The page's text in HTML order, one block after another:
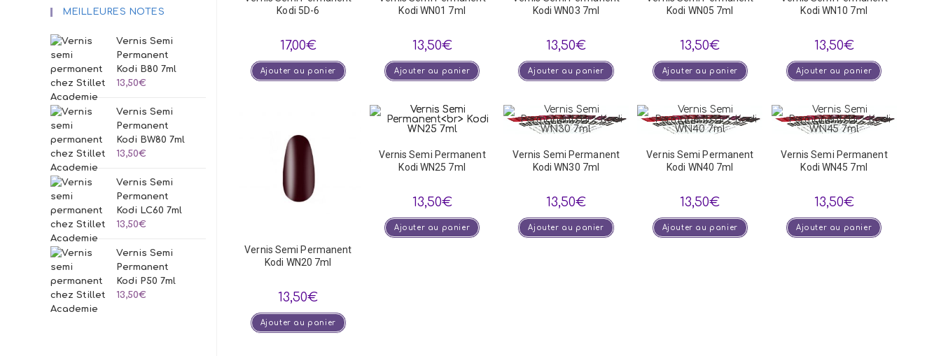
Kodi 5D-6
17,00€
Ajouter au panier
Kodi WN01 7ml
13,50€
Ajouter au panier
Kodi WN03 7ml
13,50€
Ajouter au panier
Kodi WN05 7ml
13,50€
Ajouter au panier
Kodi WN10 7ml
13,50€
Ajouter au panier
Vernis Semi Permanent
Kodi WN20 7ml
13,50€
Ajouter au panier
Vernis Semi Permanent
Kodi WN25 7ml
13,50€
Ajouter au panier
Vernis Semi Permanent
Kodi WN30 7ml
13,50€
Ajouter au panier
Vernis Semi Permanent
Kodi WN40 7ml
13,50€
Ajouter au panier
Vernis Semi Permanent
Kodi WN45 7ml
13,50€
Ajouter au panier
MEILLEURES NOTES
Vernis Semi
Permanent
Kodi B80 7ml
13,50€
Vernis Semi
Permanent
Kodi BW80 7ml
13,50€
Vernis Semi
Permanent
Kodi LC60 7ml
13,50€
Vernis Semi
Permanent
Kodi P50 7ml
13,50€